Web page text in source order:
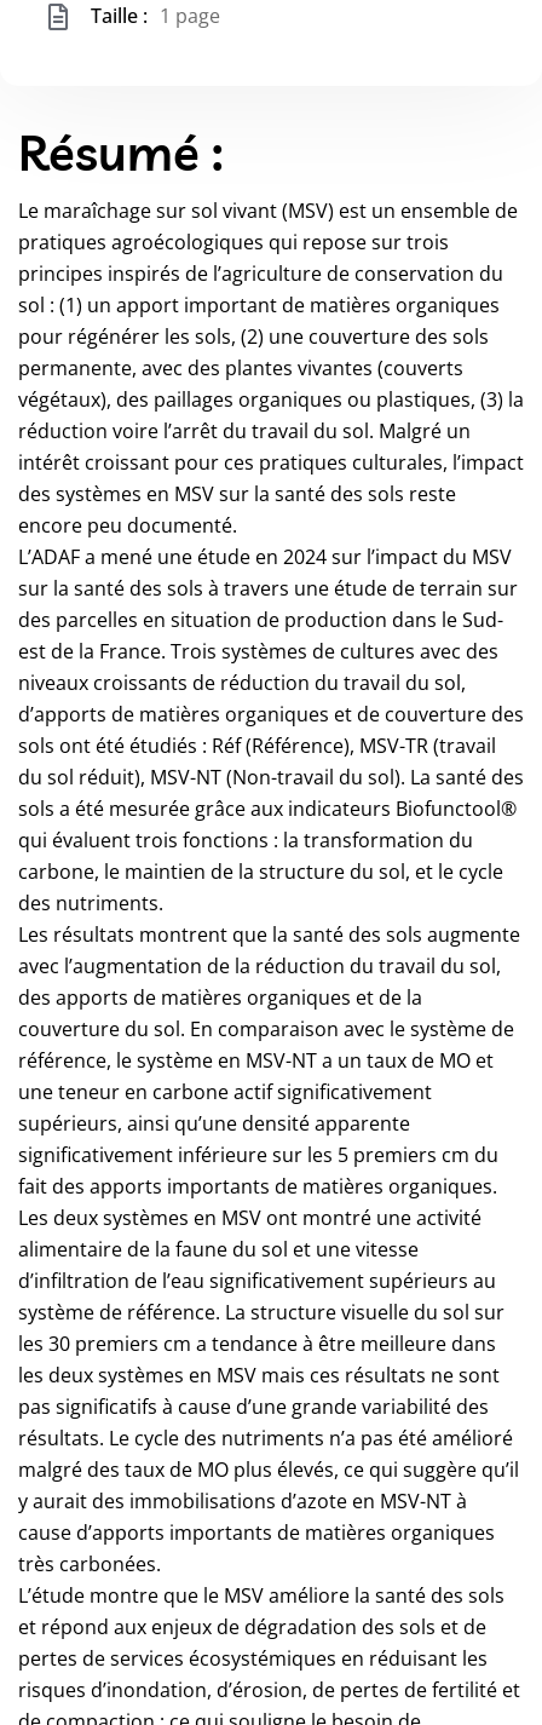
Taille : 1 page
Résumé :
Le maraîchage sur sol vivant (MSV) est un ensemble de
pratiques agroécologiques qui repose sur trois
principes inspirés de l’agriculture de conservation du
sol : (1) un apport important de matières organiques
pour régénérer les sols, (2) une couverture des sols
permanente, avec des plantes vivantes (couverts
végétaux), des paillages organiques ou plastiques, (3) la
réduction voire l’arrêt du travail du sol. Malgré un
intérêt croissant pour ces pratiques culturales, l’impact
des systèmes en MSV sur la santé des sols reste
encore peu documenté.
L’ADAF a mené une étude en 2024 sur l’impact du MSV
sur la santé des sols à travers une étude de terrain sur
des parcelles en situation de production dans le Sud-
est de la France. Trois systèmes de cultures avec des
niveaux croissants de réduction du travail du sol,
d’apports de matières organiques et de couverture des
sols ont été étudiés : Réf (Référence), MSV-TR (travail
du sol réduit), MSV-NT (Non-travail du sol). La santé des
sols a été mesurée grâce aux indicateurs Biofunctool®
qui évaluent trois fonctions : la transformation du
carbone, le maintien de la structure du sol, et le cycle
des nutriments.
Les résultats montrent que la santé des sols augmente
avec l’augmentation de la réduction du travail du sol,
des apports de matières organiques et de la
couverture du sol. En comparaison avec le système de
référence, le système en MSV-NT a un taux de MO et
une teneur en carbone actif significativement
supérieurs, ainsi qu’une densité apparente
significativement inférieure sur les 5 premiers cm du
fait des apports importants de matières organiques.
Les deux systèmes en MSV ont montré une activité
alimentaire de la faune du sol et une vitesse
d’infiltration de l’eau significativement supérieurs au
système de référence. La structure visuelle du sol sur
les 30 premiers cm a tendance à être meilleure dans
les deux systèmes en MSV mais ces résultats ne sont
pas significatifs à cause d’une grande variabilité des
résultats. Le cycle des nutriments n’a pas été amélioré
malgré des taux de MO plus élevés, ce qui suggère qu’il
y aurait des immobilisations d’azote en MSV-NT à
cause d’apports importants de matières organiques
très carbonées.
L’étude montre que le MSV améliore la santé des sols
et répond aux enjeux de dégradation des sols et de
pertes de services écosystémiques en réduisant les
risques d’inondation, d’érosion, de pertes de fertilité et